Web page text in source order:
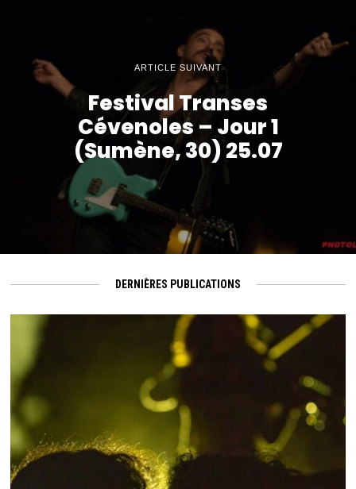
ARTICLE SUIVANT
Festival Transes
Cévenoles – Jour 1
(Sumène, 30) 25.07
DERNIÈRES PUBLICATIONS